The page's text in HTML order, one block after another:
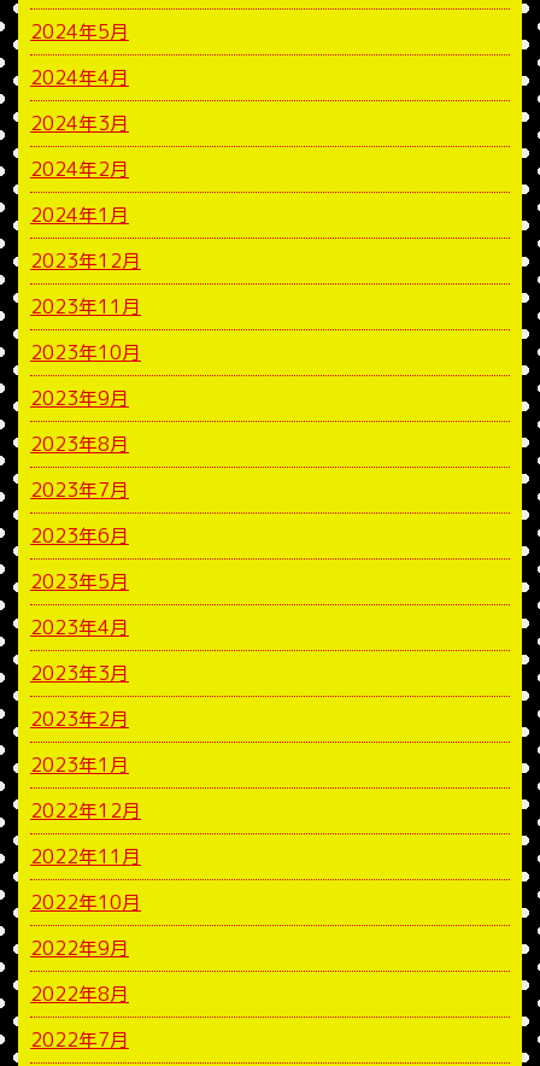
2024年5月
2024年4月
2024年3月
2024年2月
2024年1月
2023年12月
2023年11月
2023年10月
2023年9月
2023年8月
2023年7月
2023年6月
2023年5月
2023年4月
2023年3月
2023年2月
2023年1月
2022年12月
2022年11月
2022年10月
2022年9月
2022年8月
2022年7月